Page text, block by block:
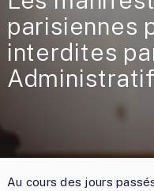
parisiennes
interdites
Administratif
Au cours des jours